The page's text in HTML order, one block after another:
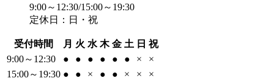
9:00～12:30/15:00～19:30
定休日：日・祝
受付時間 月 火 水 木 金 土 日 祝
9:00～12:30
● ● ● ● ● ● ×
×
15:00～19:30 ● ● × ● ● × × ×